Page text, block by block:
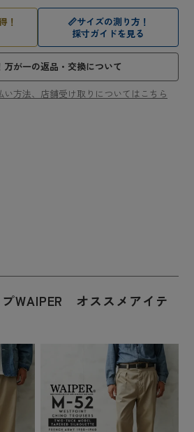
！
📏サイズの測り方！
採寸ガイドを見る
万が一の返品・交換について
方法、店舗受け取りについてはこちら
WAIPER オススメアイテ